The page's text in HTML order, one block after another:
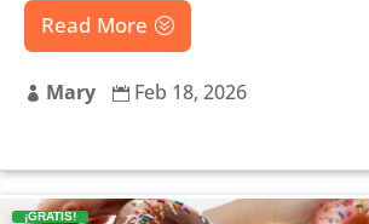
Read More
 Mary  Feb 18, 2026
¡GRATIS!